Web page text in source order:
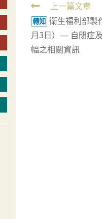
Read
more
articles
上一篇文章
轉知 衛生福利部製
月3日）— 自閉症
幅之相關資訊